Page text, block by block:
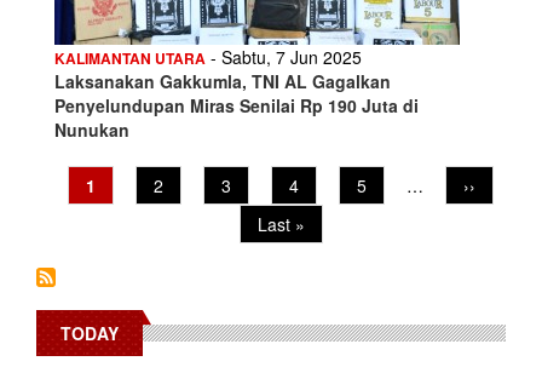
KALIMANTAN UTARA - Sabtu, 7 Jun 2025
Laksanakan Gakkumla, TNI AL Gagalkan
Penyelundupan Miras Senilai Rp 190 Juta di
Nunukan
Pagination
Current
page
1 Page
2 Page
3 Page
4 Page
5 …
Next
page
››
Last
page
Last »
TODAY